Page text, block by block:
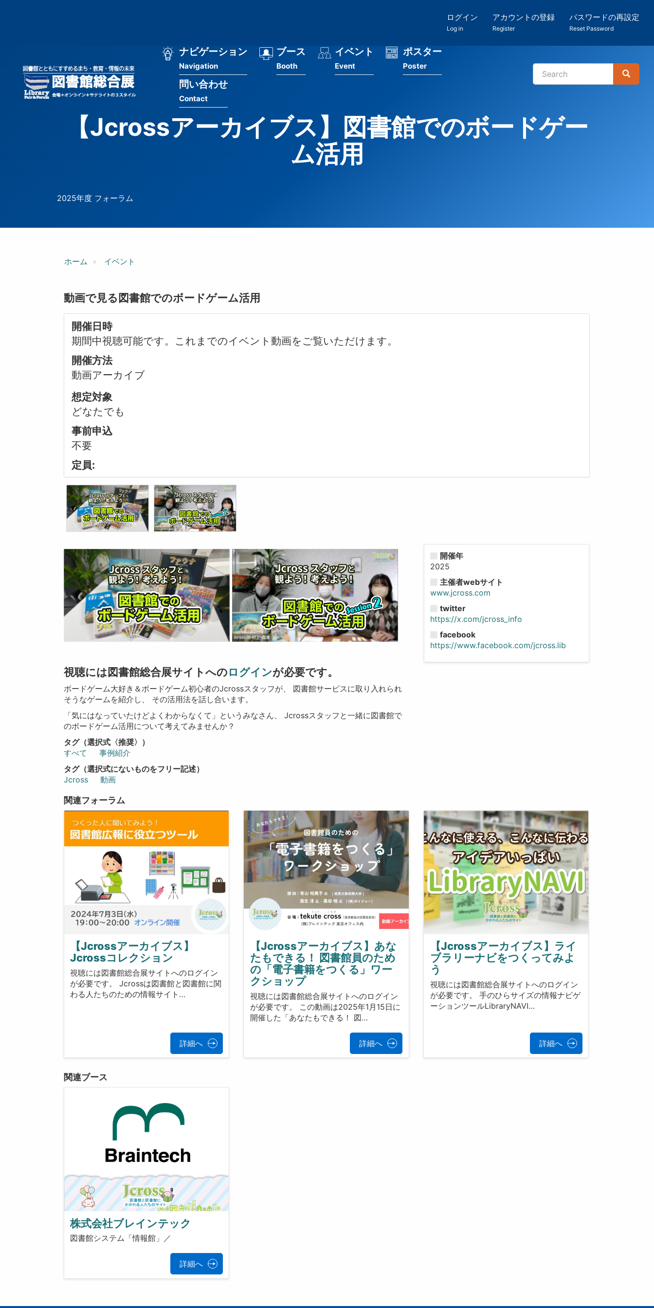
ー
ザ
ログイン
Log in
アカウントの登録
Register
パスワードの再設定
Reset Password
メ
ビ
ン
ナビゲーション
Navigation
ブース
Booth
イベント
Event
ポスター
Poster
問い合わせ
Contact
検
Search
Search
【Jcrossアーカイブス】図書館でのボードゲー
ム活用
2025年度 フォーラム
ホーム イベント
動画で見る図書館でのボードゲーム活用
開催日時
期間中視聴可能です。これまでのイベント動画をご覧いただけます。
開催方法
動画アーカイブ
想定対象
どなたでも
事前申込
不要
定員:
視聴には図書館総合展サイトへのログインが必要です。
ボードゲーム大好き＆ボードゲーム初心者のJcrossスタッフが、 図書館サービスに取り入れられ
そうなゲームを紹介し、 その活用法を話し合います。
「気にはなっていたけどよくわからなくて」というみなさん、 Jcrossスタッフと一緒に図書館で
のボードゲーム活用について考えてみませんか？
タグ（選択式〈推奨〉）
すべて
事例紹介
タグ（選択式にないものをフリー記述）
Jcross
動画
開催年
2025
主催者webサイト
www.jcross.com
twitter
https://x.com/jcross_info
facebook
https://www.facebook.com/jcross.lib
関連フォーラム
【Jcrossアーカイブス】
Jcrossコレクション
視聴には図書館総合展サイトへのログイン
が必要です。 Jcrossは図書館と図書館に関
わる人たちのための情報サイト…
詳細へ
【Jcrossアーカイブス】あな
たもできる！ 図書館員のため
の「電子書籍をつくる」ワー
クショップ
視聴には図書館総合展サイトへのログイン
が必要です。 この動画は2025年1月15日に
開催した「あなたもできる！ 図…
詳細へ
【Jcrossアーカイブス】ライ
ブラリーナビをつくってみよ
う
視聴には図書館総合展サイトへのログイン
が必要です。 手のひらサイズの情報ナビゲ
ーションツールLibraryNAVI…
詳細へ
関連ブース
株式会社ブレインテック
図書館システム「情報館」／
詳細へ